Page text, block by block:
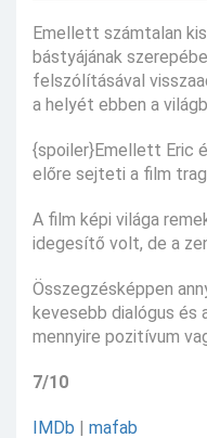
Emellett számtalan
bástyájának
felszólításával
a helyét ebben a
{spoiler}Emellett Eric
előre sejteti a film
A film képi világa
idegesítő volt, de a
Összegzésképpen
kevesebb dialógus és
mennyire pozitívum
7/10
IMDb mafab